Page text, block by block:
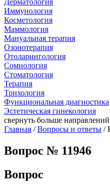
Дерматология
Иммунология
Косметология
Маммология
Мануальная терапия
Озонотерапия
Отоларингология
Сомнология
Стоматология
Терапия
Трихология
Функциональная диагностика
Эстетическая гинекология
свернуть больше направлений
Главная /Вопросы и ответы /
Вопрос № 11946
Вопрос